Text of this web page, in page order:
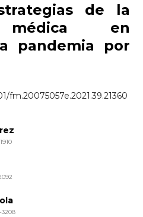
de la
médica en
pandemia por
fm.20075057e.2021.39.21360